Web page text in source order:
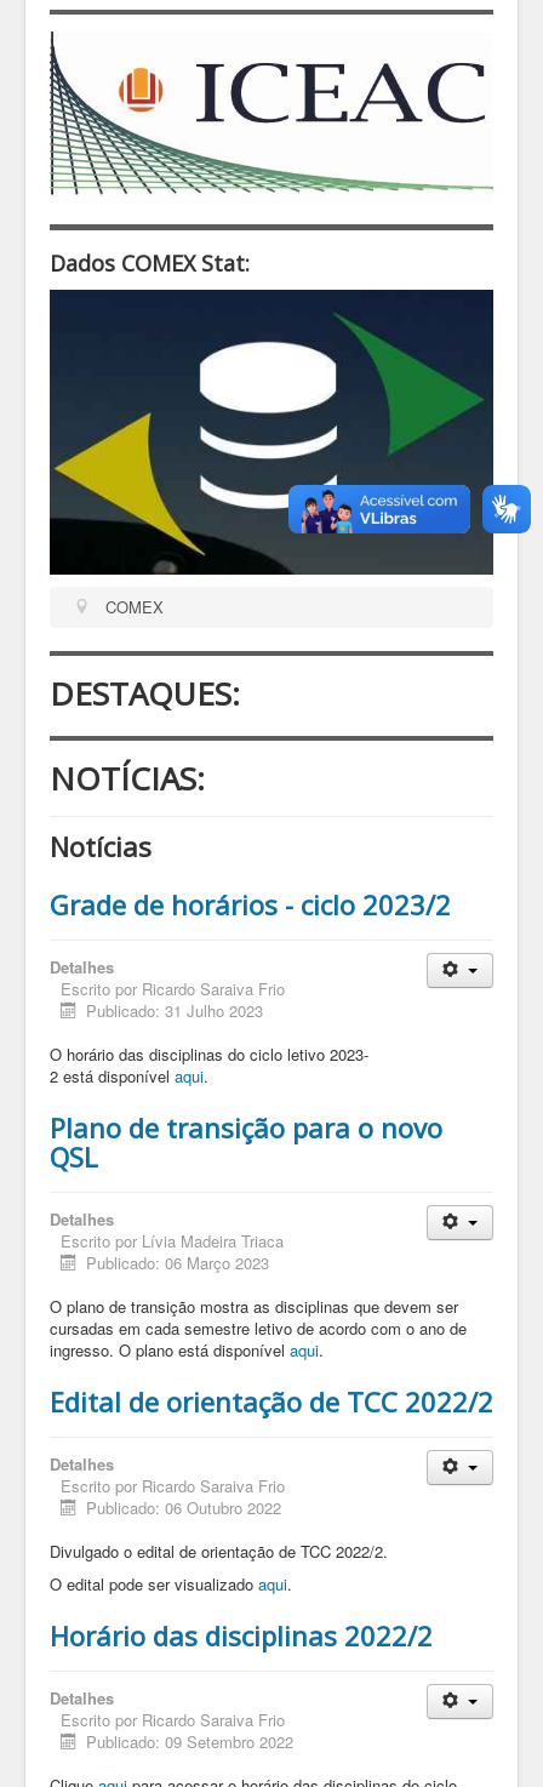
Dados COMEX Stat:
COMEX
DESTAQUES:
NOTÍCIAS:
Notícias
Grade de horários - ciclo 2023/2
Detalhes
Escrito por Ricardo Saraiva Frio
Publicado: 31 Julho 2023
O horário das disciplinas do ciclo letivo 2023-
2 está disponível aqui.
Plano de transição para o novo
QSL
Detalhes
Escrito por Lívia Madeira Triaca
Publicado: 06 Março 2023
O plano de transição mostra as disciplinas que devem ser
cursadas em cada semestre letivo de acordo com o ano de
ingresso. O plano está disponível aqui.
Edital de orientação de TCC 2022/2
Detalhes
Escrito por Ricardo Saraiva Frio
Publicado: 06 Outubro 2022
Divulgado o edital de orientação de TCC 2022/2.
O edital pode ser visualizado aqui.
Horário das disciplinas 2022/2
Detalhes
Escrito por Ricardo Saraiva Frio
Publicado: 09 Setembro 2022